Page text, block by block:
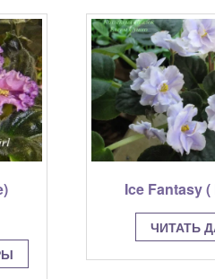
Этот
имеет
Ice Fantasy
ЧИТАТЬ